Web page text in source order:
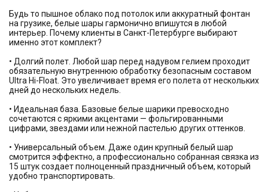
Будь то пышное облако под потолок или аккуратный фонтан
на грузике, белые шары гармонично впишутся в любой
интерьер. Почему клиенты в Санкт-Петербурге выбирают
именно этот комплект?
• Долгий полет. Любой шар перед надувом гелием проходит
обязательную внутреннюю обработку безопасным составом
Ultra Hi-Float. Это увеличивает время его полета от нескольких
дней до нескольких недель.
• Идеальная база. Базовые белые шарики превосходно
сочетаются с яркими акцентами — фольгированными
цифрами, звездами или нежной пастелью других оттенков.
• Универсальный объем. Даже один крупный белый шар
смотрится эффектно, а профессионально собранная связка из
15 штук создает полноценный праздничный объем, который
удобно транспортировать.